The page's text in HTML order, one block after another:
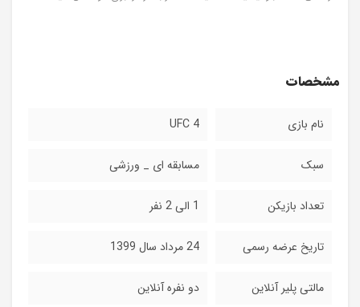
مشخصات
نام بازی UFC 4
سبک مسابقه ای _ ورزشی
تعداد بازیکن 1 الی 2 نفر
تاریخ عرضه رسمی 24 مرداد سال 1399
مالتی پلیر آنلاین دو نفره آنلاین